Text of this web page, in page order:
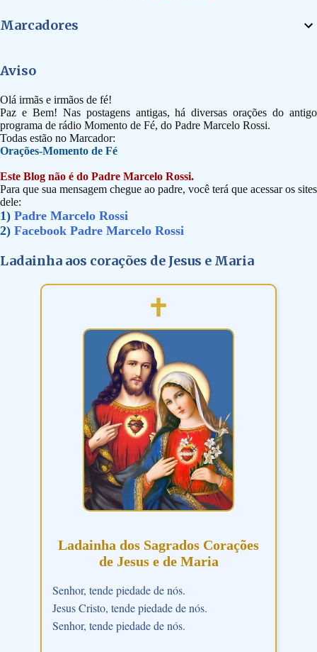
Marcadores
Aviso
Olá irmãs e irmãos de fé!
Paz e Bem! Nas postagens antigas, há diversas orações do antigo
programa de rádio Momento de Fé, do Padre Marcelo Rossi.
Todas estão no Marcador:
Orações-Momento de Fé
Este Blog não é do Padre Marcelo Rossi.
Para que sua mensagem chegue ao padre, você terá que acessar os sites
dele:
1) Padre Marcelo Rossi
2) Facebook Padre Marcelo Rossi
Ladainha aos corações de Jesus e Maria
Ladainha dos Sagrados Corações
de Jesus e de Maria
Senhor, tende piedade de nós.
Jesus Cristo, tende piedade de nós.
Senhor, tende piedade de nós.